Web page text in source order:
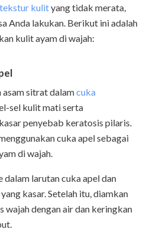
tekstur kulityang tidak merata,
Anda lakukan. Berikut ini adalah
kulit ayam di wajah:
asam sitrat dalamcuka
sel kulit mati serta
penyebab keratosis pilaris.
cuka apel sebagai
di wajah.
dalam larutan cuka apel dan
kasar. Setelah itu, diamkan
wajah dengan air dan keringkan